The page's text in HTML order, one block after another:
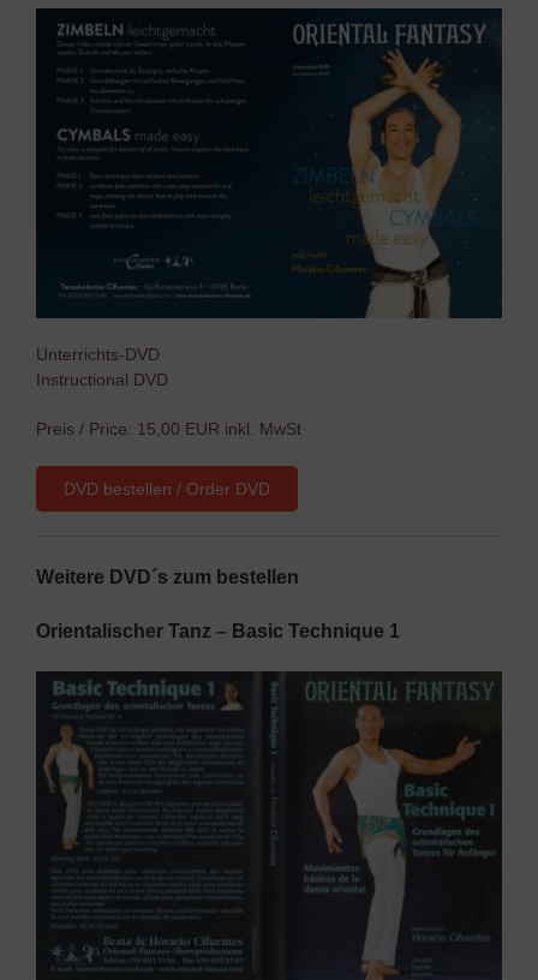
Unterrichts-DVD
Instructional DVD
Preis / Price: 15,00 EUR inkl. MwSt
DVD bestellen / Order DVD
Weitere DVD´s zum bestellen
Orientalischer Tanz – Basic Technique 1